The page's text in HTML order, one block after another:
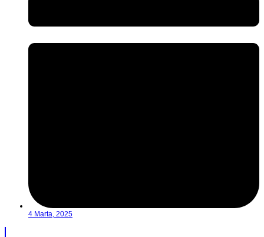
4 Marta, 2025